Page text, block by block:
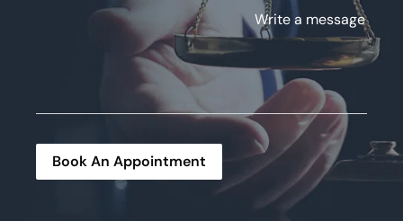
Write a message
Book An Appointment